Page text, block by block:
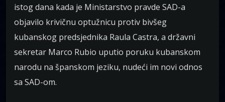
istog dana kada je Ministarstvo pravde SAD-a
objavilo krivičnu optužnicu protiv bivšeg
kubanskog predsjednika Raula Castra, a državni
sekretar Marco Rubio uputio poruku kubanskom
narodu na španskom jeziku, nudeći im novi odnos
sa SAD-om.